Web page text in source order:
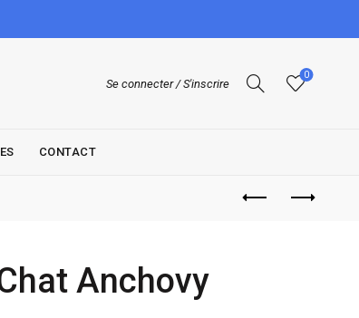
Se connecter / S'inscrire
0
CONTACT
Anchovy